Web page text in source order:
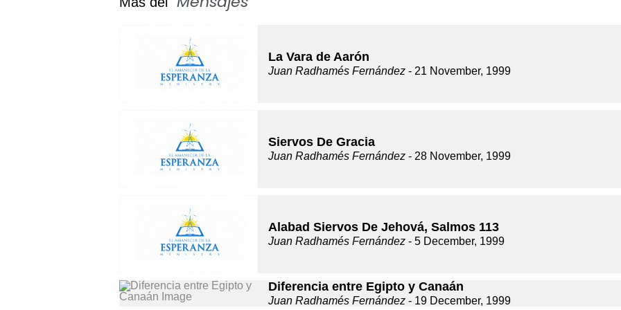
La Vara de Aarón
Juan Radhamés Fernández - 21 November, 1999
Siervos De Gracia
Juan Radhamés Fernández - 28 November, 1999
Alabad Siervos De Jehová, Salmos 113
Juan Radhamés Fernández - 5 December, 1999
Diferencia entre Egipto y Canaán
Juan Radhamés Fernández - 19 December, 1999